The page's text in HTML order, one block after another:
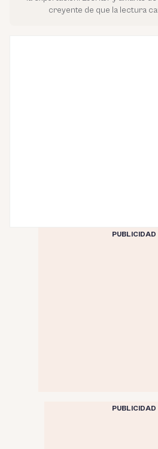
creyente de que la lectura
PUBLICIDAD
PUBLICIDAD